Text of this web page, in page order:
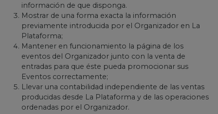
información de que disponga.
Mostrar de una forma exacta la información
previamente introducida por el Organizador en La
Plataforma;
Mantener en funcionamiento la página de los
eventos del Organizador junto con la venta de
entradas para que éste pueda promocionar sus
Eventos correctamente;
Llevar una contabilidad independiente de las ventas
producidas desde La Plataforma y de las operaciones
ordenadas por el Organizador.